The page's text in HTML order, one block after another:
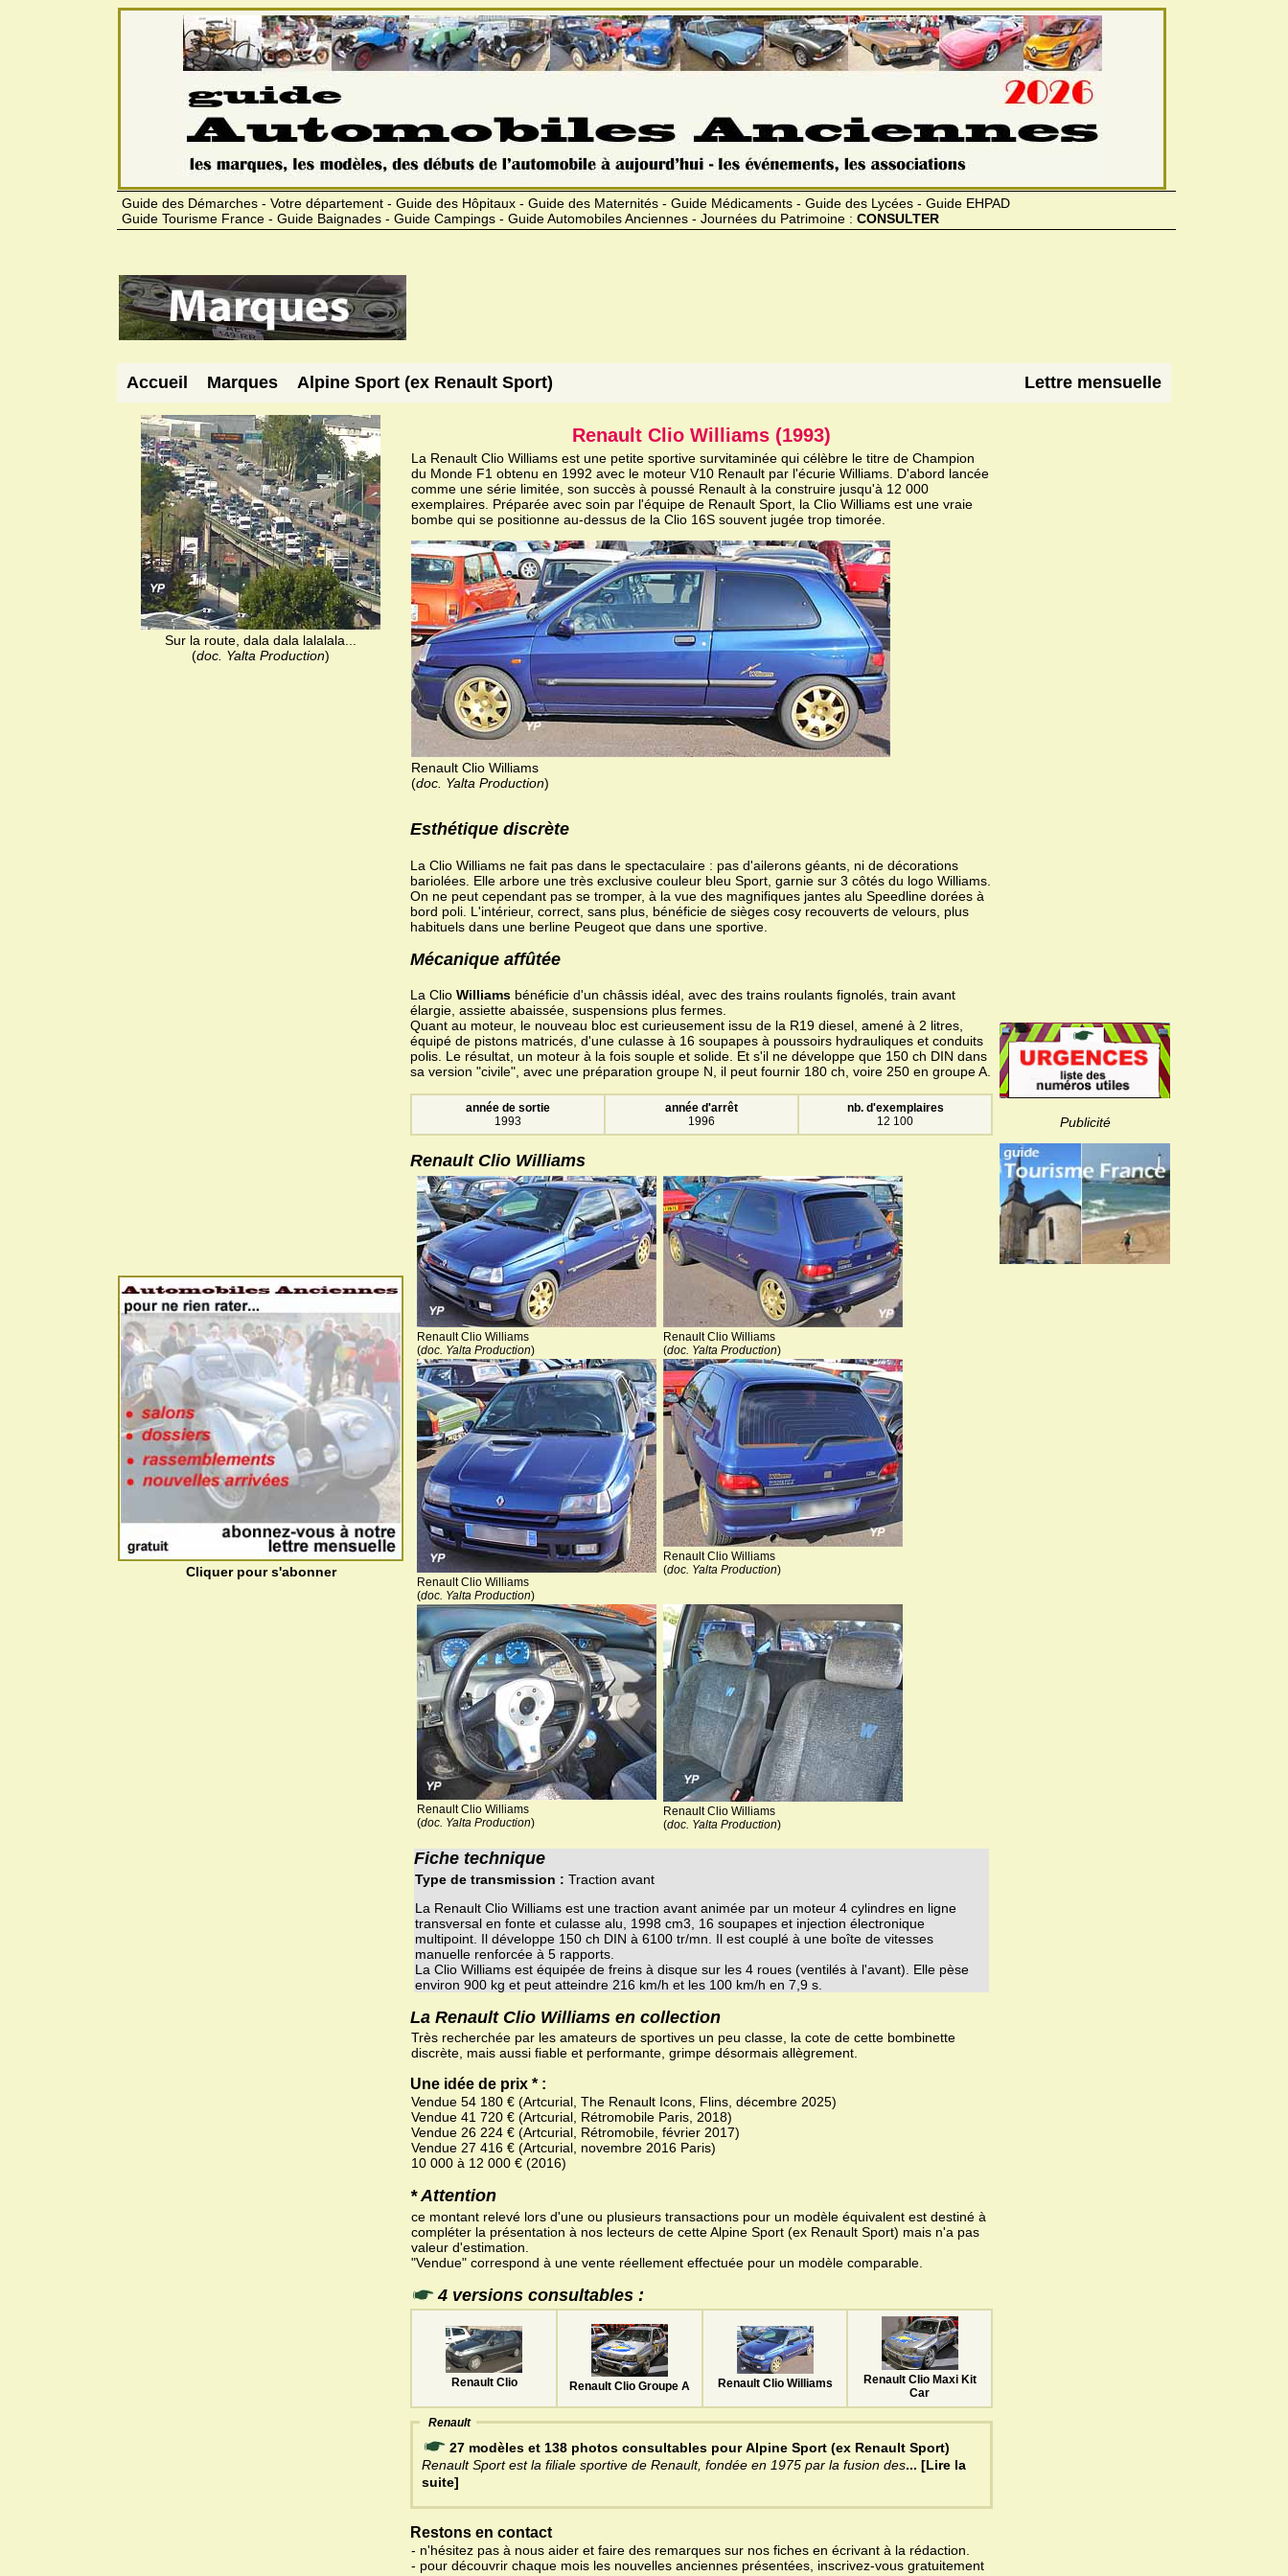
Guide des Démarches - Votre département - Guide des Hôpitaux - Guide des Maternités - Guide Médicaments - Guide des Lycées - Guide EHPAD
Guide Tourisme France - Guide Baignades - Guide Campings - Guide Automobiles Anciennes - Journées du Patrimoine : CONSULTER
Accueil Marques Alpine Sport (ex Renault Sport) Lettre mensuelle
Sur la route, dala dala lalalala...
(doc. Yalta Production)
Cliquer pour s'abonner
Publicité
Renault Clio Williams (1993)
La Renault Clio Williams est une petite sportive survitaminée qui célèbre le titre de Champion
du Monde F1 obtenu en 1992 avec le moteur V10 Renault par l'écurie Williams. D'abord lancée
comme une série limitée, son succès à poussé Renault à la construire jusqu'à 12 000
exemplaires. Préparée avec soin par l'équipe de Renault Sport, la Clio Williams est une vraie
bombe qui se positionne au-dessus de la Clio 16S souvent jugée trop timorée.
Renault Clio Williams
(doc. Yalta Production)
Esthétique discrète
La Clio Williams ne fait pas dans le spectaculaire : pas d'ailerons géants, ni de décorations
bariolées. Elle arbore une très exclusive couleur bleu Sport, garnie sur 3 côtés du logo Williams.
On ne peut cependant pas se tromper, à la vue des magnifiques jantes alu Speedline dorées à
bord poli. L'intérieur, correct, sans plus, bénéficie de sièges cosy recouverts de velours, plus
habituels dans une berline Peugeot que dans une sportive.
Mécanique affûtée
La Clio Williams bénéficie d'un châssis idéal, avec des trains roulants fignolés, train avant
élargie, assiette abaissée, suspensions plus fermes.
Quant au moteur, le nouveau bloc est curieusement issu de la R19 diesel, amené à 2 litres,
équipé de pistons matricés, d'une culasse à 16 soupapes à poussoirs hydrauliques et conduits
polis. Le résultat, un moteur à la fois souple et solide. Et s'il ne développe que 150 ch DIN dans
sa version "civile", avec une préparation groupe N, il peut fournir 180 ch, voire 250 en groupe A.
année de sortie
1993
année d'arrêt
1996
nb. d'exemplaires
12 100
Renault Clio Williams
Renault Clio Williams
(doc. Yalta Production)
Renault Clio Williams
(doc. Yalta Production)
Renault Clio Williams
(doc. Yalta Production)
Renault Clio Williams
(doc. Yalta Production)
Renault Clio Williams
(doc. Yalta Production)
Renault Clio Williams
(doc. Yalta Production)
Fiche technique
Type de transmission : Traction avant
La Renault Clio Williams est une traction avant animée par un moteur 4 cylindres en ligne
transversal en fonte et culasse alu, 1998 cm3, 16 soupapes et injection électronique
multipoint. Il développe 150 ch DIN à 6100 tr/mn. Il est couplé à une boîte de vitesses
manuelle renforcée à 5 rapports.
La Clio Williams est équipée de freins à disque sur les 4 roues (ventilés à l'avant). Elle pèse
environ 900 kg et peut atteindre 216 km/h et les 100 km/h en 7,9 s.
La Renault Clio Williams en collection
Très recherchée par les amateurs de sportives un peu classe, la cote de cette bombinette
discrète, mais aussi fiable et performante, grimpe désormais allègrement.
Une idée de prix * :
Vendue 54 180 € (Artcurial, The Renault Icons, Flins, décembre 2025)
Vendue 41 720 € (Artcurial, Rétromobile Paris, 2018)
Vendue 26 224 € (Artcurial, Rétromobile, février 2017)
Vendue 27 416 € (Artcurial, novembre 2016 Paris)
10 000 à 12 000 € (2016)
* Attention
ce montant relevé lors d'une ou plusieurs transactions pour un modèle équivalent est destiné à
compléter la présentation à nos lecteurs de cette Alpine Sport (ex Renault Sport) mais n'a pas
valeur d'estimation.
"Vendue" correspond à une vente réellement effectuée pour un modèle comparable.
4 versions consultables :
Renault Clio Renault Clio Groupe A Renault Clio Williams
Renault Clio Maxi Kit
Car
Renault
27 modèles et 138 photos consultables pour Alpine Sport (ex Renault Sport)
Renault Sport est la filiale sportive de Renault, fondée en 1975 par la fusion des... [Lire la
suite]
Restons en contact
- n'hésitez pas à nous aider et faire des remarques sur nos fiches en écrivant à la rédaction.
- pour découvrir chaque mois les nouvelles anciennes présentées, inscrivez-vous gratuitement